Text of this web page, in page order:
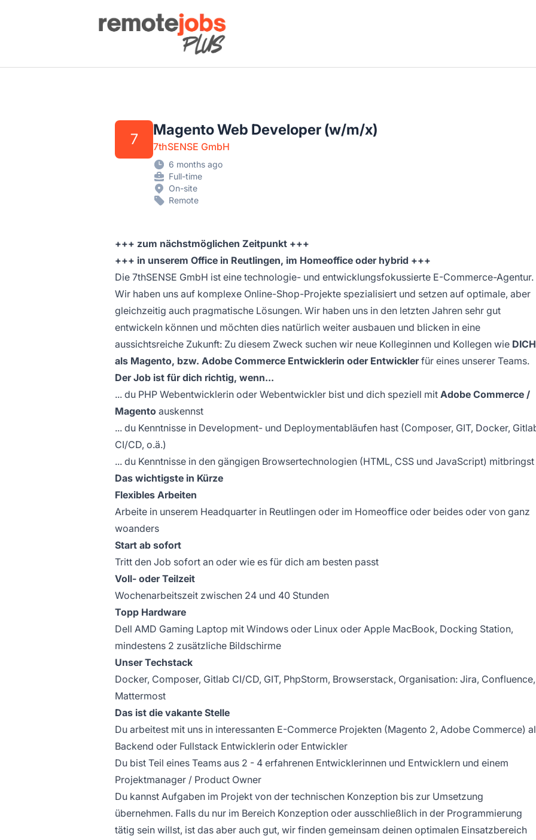
Remote Jobs Plus
7
Magento Web Developer (w/m/x)
7thSENSE GmbH
6 months ago
Full-time
On-site
Remote
+++ zum nächstmöglichen Zeitpunkt +++
+++ in unserem Office in Reutlingen, im Homeoffice oder hybrid +++
Die 7thSENSE GmbH ist eine technologie- und entwicklungsfokussierte E-Commerce-Agentur.
Wir haben uns auf komplexe Online-Shop-Projekte spezialisiert und setzen auf optimale, aber
gleichzeitig auch pragmatische Lösungen. Wir haben uns in den letzten Jahren sehr gut
entwickeln können und möchten dies natürlich weiter ausbauen und blicken in eine
aussichtsreiche Zukunft: Zu diesem Zweck suchen wir neue Kolleginnen und Kollegen wie DICH
als Magento, bzw. Adobe Commerce Entwicklerin oder Entwicklerfür eines unserer Teams.
Der Job ist für dich richtig, wenn...
... du PHP Webentwicklerin oder Webentwickler bist und dich speziell mit Adobe Commerce /
Magento auskennst
... du Kenntnisse in Development- und Deploymentabläufen hast (Composer, GIT, Docker,
CI/CD, o.ä.)
... du Kenntnisse in den gängigen Browsertechnologien (HTML, CSS und JavaScript) mitbringst
Das wichtigste in Kürze
Flexibles Arbeiten
Arbeite in unserem Headquarter in Reutlingen oder im Homeoffice oder beides oder von ganz
woanders
Start ab sofort
Tritt den Job sofort an oder wie es für dich am besten passt
Voll- oder Teilzeit
Wochenarbeitszeit zwischen 24 und 40 Stunden
Topp Hardware
Dell AMD Gaming Laptop mit Windows oder Linux oder Apple MacBook, Docking Station,
mindestens 2 zusätzliche Bildschirme
Unser Techstack
Docker, Composer, Gitlab CI/CD, GIT, PhpStorm, Browserstack, Organisation: Jira, Confluence,
Mattermost
Das ist die vakante Stelle
Du arbeitest mit uns in interessanten E-Commerce Projekten (Magento 2, Adobe Commerce)
Backend oder Fullstack Entwicklerin oder Entwickler
Du bist Teil eines Teams aus 2 - 4 erfahrenen Entwicklerinnen und Entwicklern und einem
Projektmanager / Product Owner
Du kannst Aufgaben im Projekt von der technischen Konzeption bis zur Umsetzung
übernehmen. Falls du nur im Bereich Konzeption oder ausschließlich in der Programmierung
tätig sein willst, ist das aber auch gut, wir finden gemeinsam deinen optimalen Einsatzbereich